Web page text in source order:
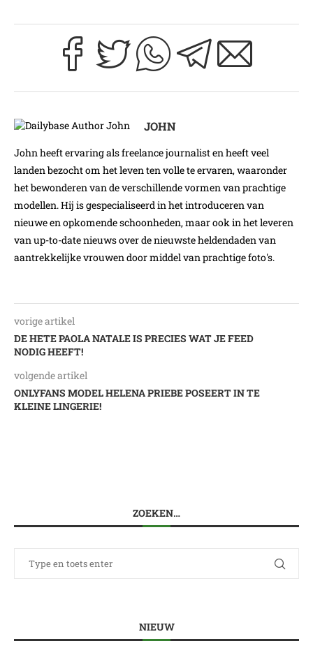
JOHN
John heeft ervaring als freelance journalist en heeft veel
landen bezocht om het leven ten volle te ervaren, waaronder
het bewonderen van de verschillende vormen van prachtige
modellen. Hij is gespecialiseerd in het introduceren van
nieuwe en opkomende schoonheden, maar ook in het leveren
van up-to-date nieuws over de nieuwste heldendaden van
aantrekkelijke vrouwen door middel van prachtige foto's.
vorige artikel
DE HETE PAOLA NATALE IS PRECIES WAT JE FEED
NODIG HEEFT!
volgende artikel
ONLYFANS MODEL HELENA PRIEBE POSEERT IN TE
KLEINE LINGERIE!
ZOEKEN…
NIEUW